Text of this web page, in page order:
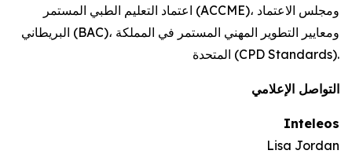
اعتماد التعليم الطبي المستمر (ACCME)، ومجلس الاعتماد
البريطاني (BAC)، ومعايير التطوير المهني المستمر في المملكة
المتحدة (CPD Standards).
التواصل الإعلامي
Inteleos
Lisa Jordan